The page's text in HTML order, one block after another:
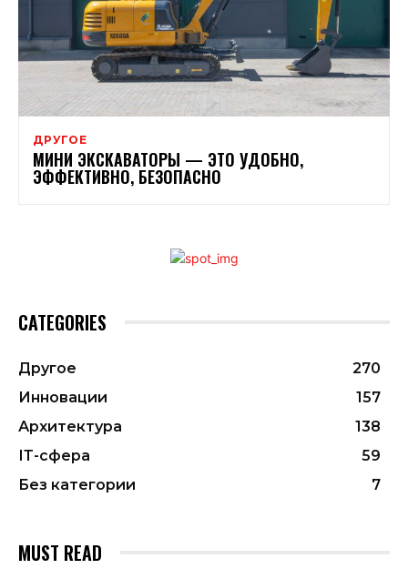
ДРУГОЕ
МИНИ ЭКСКАВАТОРЫ — ЭТО УДОБНО,
ЭФФЕКТИВНО, БЕЗОПАСНО
CATEGORIES
Другое
270
Инновации
157
Архитектура
138
ІТ-сфера
59
Без категории
7
MUST READ